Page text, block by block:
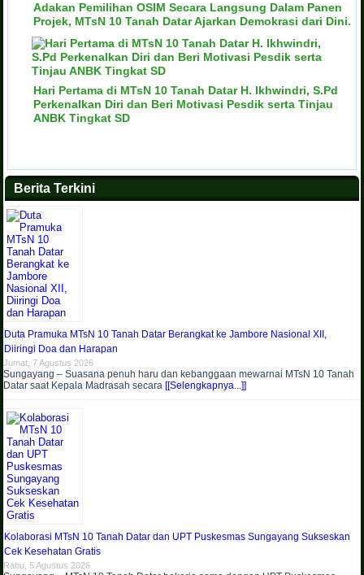
Adakan Pemilihan OSIM Secara Langsung Dalam Panen
Projek, MTsN 10 Tanah Datar Ajarkan Demokrasi dari Dini.
Hari Pertama di MTsN 10 Tanah Datar H. Ikhwindri, S.Pd
Perkenalkan Diri dan Beri Motivasi Pesdik serta Tinjau
ANBK Tingkat SD
Berita Terkini
Duta Pramuka MTsN 10 Tanah Datar Berangkat ke Jambore Nasional XII,
Diiringi Doa dan Harapan
Jumat, 7 Agustus 2026
Sungayang – Suasana penuh haru dan kebanggaan mewarnai MTsN 10 Tanah
Datar saat Kepala Madrasah secara [[Selengkapnya...]]
Kolaborasi MTsN 10 Tanah Datar dan UPT Puskesmas Sungayang Sukseskan
Cek Kesehatan Gratis
Rabu, 5 Agustus 2026